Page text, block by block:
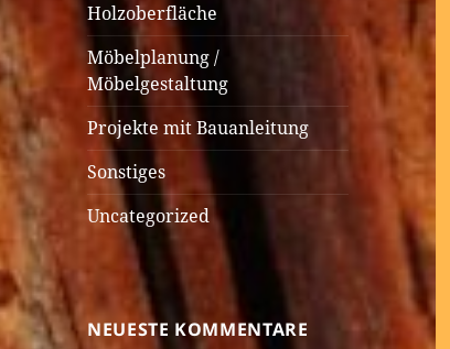
Holzoberfläche
Möbelplanung /
Möbelgestaltung
Projekte mit Bauanleitung
Sonstiges
Uncategorized
NEUESTE KOMMENTARE